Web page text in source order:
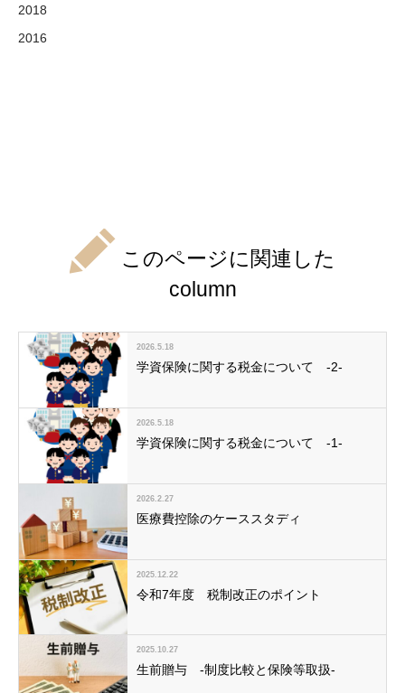
2018
2016
このページに関連した
column
2026.5.18
学資保険に関する税金について -2-
2026.5.18
学資保険に関する税金について -1-
2026.2.27
医療費控除のケーススタディ
2025.12.22
令和7年度 税制改正のポイント
2025.10.27
生前贈与 -制度比較と保険等取扱-